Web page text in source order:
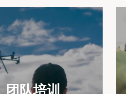
团队培训